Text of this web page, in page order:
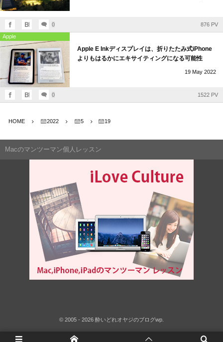
0
876 PV
Apple
Apple E Inkディスプレイは、折りたたみ式iPhone
よりもはるかにエキサイティングになる可能性
19 May 2022
0 1522 PV
HOME 2022 5 19
Macのマンツーマン個人レッスン
© 2005 - 2026 酔いどれオヤジのブログwp